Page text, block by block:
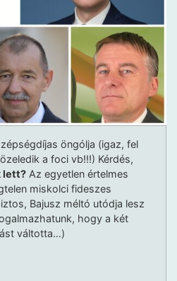
öngólja (igaz, fel
a foci vb!!!) Kérdés,
lett? Az egyetlen értelmes
miskolci fideszes
Bajusz méltó utódja lesz
hogy a két
váltotta…)